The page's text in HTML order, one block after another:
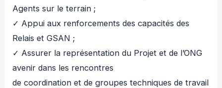
Agents sur le terrain ;
✓ Appui aux renforcements des capacités des
Relais et GSAN ;
✓ Assurer la représentation du Projet et de l’ONG
avenir dans les rencontres
de coordination et de groupes techniques de travail